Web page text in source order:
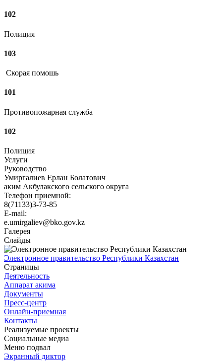
102
Полиция
103
Скорая помошь
101
Противопожарная служба
102
Полиция
Услуги
Руководство
Умиргалиев Ерлан Болатович
аким Акбулакского сельского округа
Телефон приемной:
8(71133)3-73-85
E-mail:
e.umirgaliev@bko.gov.kz
Галерея
Слайды
Электронное правительство Республики Казахстан
Страницы
Деятельность
Аппарат акима
Документы
Пресс-центр
Онлайн-приемная
Контакты
Реализуемые проекты
Социальные медиа
Меню подвал
Экранный диктор